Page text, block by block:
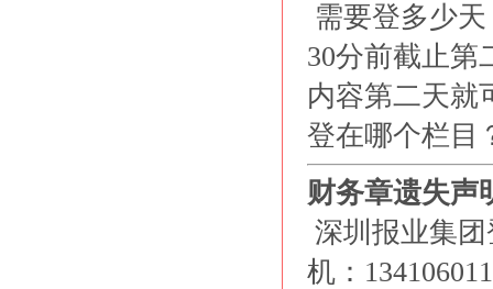
需要登多少
30分前截止第
内容第二天就
登在哪个栏目
财务章遗失声
深圳报业集团
机：